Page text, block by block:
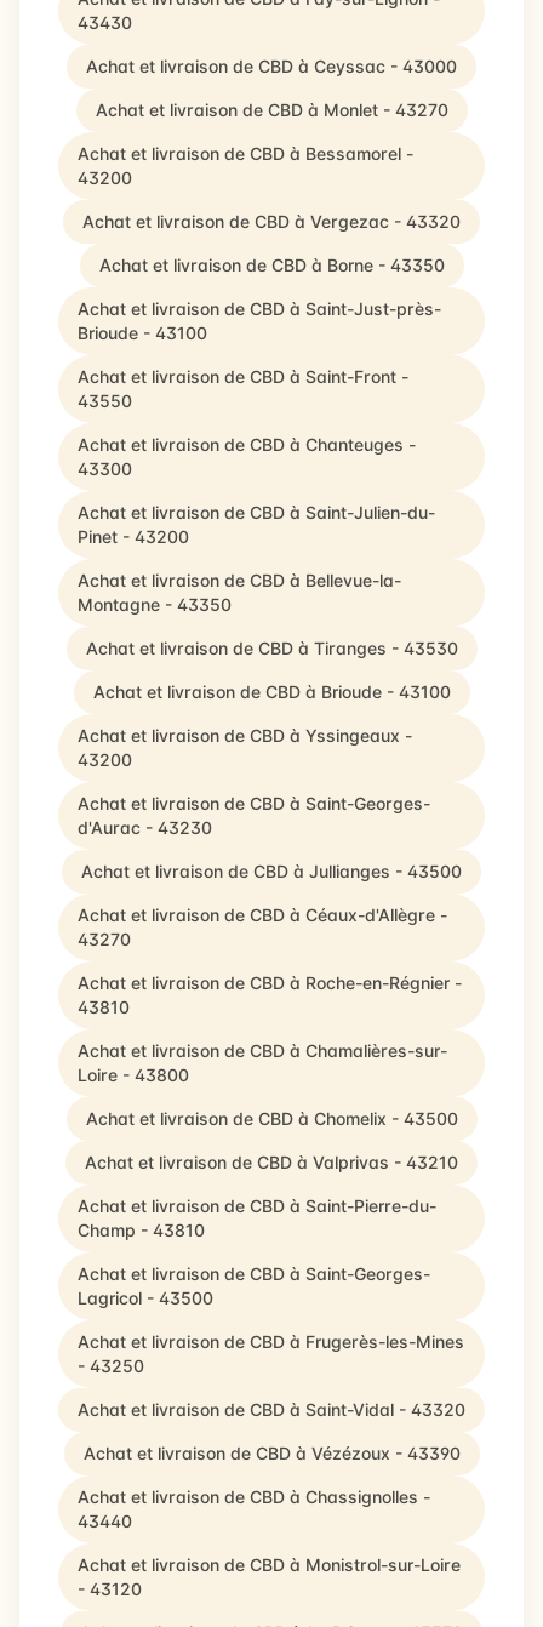
43430
Achat et livraison de CBD à Ceyssac - 43000
Achat et livraison de CBD à Monlet - 43270
Achat et livraison de CBD à Bessamorel -
43200
Achat et livraison de CBD à Vergezac - 43320
Achat et livraison de CBD à Borne - 43350
Achat et livraison de CBD à Saint-Just-près-
Brioude - 43100
Achat et livraison de CBD à Saint-Front -
43550
Achat et livraison de CBD à Chanteuges -
43300
Achat et livraison de CBD à Saint-Julien-du-
Pinet - 43200
Achat et livraison de CBD à Bellevue-la-
Montagne - 43350
Achat et livraison de CBD à Tiranges - 43530
Achat et livraison de CBD à Brioude - 43100
Achat et livraison de CBD à Yssingeaux -
43200
Achat et livraison de CBD à Saint-Georges-
d'Aurac - 43230
Achat et livraison de CBD à Jullianges - 43500
Achat et livraison de CBD à Céaux-d'Allègre -
43270
Achat et livraison de CBD à Roche-en-Régnier -
43810
Achat et livraison de CBD à Chamalières-sur-
Loire - 43800
Achat et livraison de CBD à Chomelix - 43500
Achat et livraison de CBD à Valprivas - 43210
Achat et livraison de CBD à Saint-Pierre-du-
Champ - 43810
Achat et livraison de CBD à Saint-Georges-
Lagricol - 43500
Achat et livraison de CBD à Frugerès-les-Mines
- 43250
Achat et livraison de CBD à Saint-Vidal - 43320
Achat et livraison de CBD à Vézézoux - 43390
Achat et livraison de CBD à Chassignolles -
43440
Achat et livraison de CBD à Monistrol-sur-Loire
- 43120